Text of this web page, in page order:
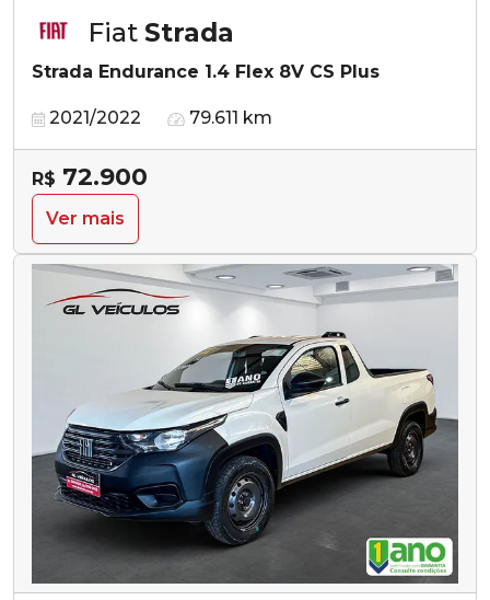
Fiat Strada
Strada Endurance 1.4 Flex 8V CS Plus
2021/2022 79.611 km
R$ 72.900
Ver mais